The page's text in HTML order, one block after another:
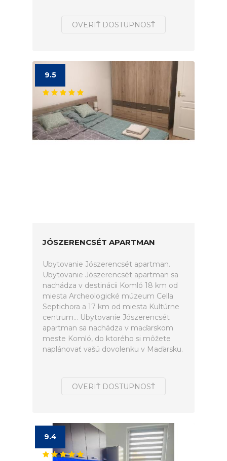
OVERIŤ DOSTUPNOSŤ
9.5
JÓSZERENCSÉT APARTMAN
Ubytovanie Jószerencsét apartman.
Ubytovanie Jószerencsét apartman sa
nachádza v destinácii Komló 18 km od
miesta Archeologické múzeum Cella
Septichora a 17 km od miesta Kultúrne
centrum... Ubytovanie Jószerencsét
apartman sa nachádza v maďarskom
meste Komló, do ktorého si môžete
naplánovať vašú dovolenku v Maďarsku.
OVERIŤ DOSTUPNOSŤ
9.4